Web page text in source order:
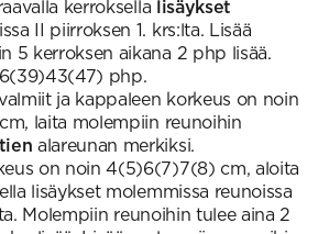
kerroksella lisäykset
II piirroksen 1. krs:lta. Lisää
5 kerroksen aikana 2 php lisää.
php.
ja kappaleen korkeus on noin
laita molempiin reunoihin
alareunan merkiksi.
on noin 4(5)6(7)7(8) cm, aloita
lisäykset molemmissa reunoissa
Molempiin reunoihin tulee aina 2